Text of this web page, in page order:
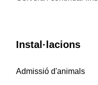
Instal·lacions
Admissió d'animals